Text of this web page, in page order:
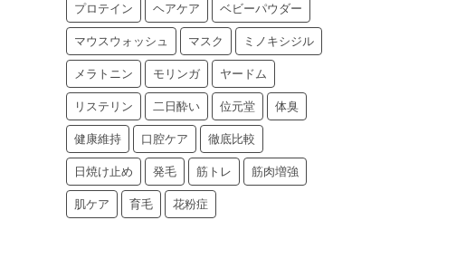
プロテイン ヘアケア ベビーパウダー
マウスウォッシュ マスク ミノキシジル
メラトニン モリンガ ヤードム
リステリン 二日酔い 位元堂 体臭
健康維持 口腔ケア 徹底比較
日焼け止め 発毛 筋トレ 筋肉増強
肌ケア 育毛 花粉症